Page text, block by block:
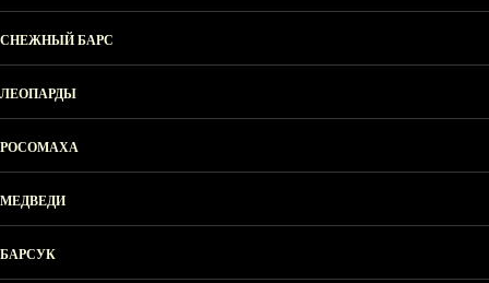
СНЕЖНЫЙ БАРС
ЛЕОПАРДЫ
РОСОМАХА
МЕДВЕДИ
БАРСУК